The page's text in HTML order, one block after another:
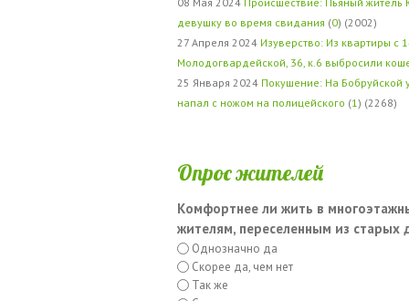
девушку во время свидания (0) (2002)
27 Апреля 2024 Изуверство: Из квартиры с
Молодогвардейской, 36, к.6 выбросили
25 Января 2024 Покушение: На Бобруйской
напал с ножом на полицейского (1 ) (2268)
Опрос жителей
Комфортнее ли жить в
жителям, переселенным из старых
Однозначно да
Скорее да, чем нет
Так же